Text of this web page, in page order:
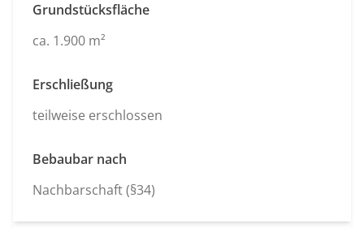
Grundstücksfläche
ca. 1.900 m²
Erschließung
teilweise erschlossen
Bebaubar nach
Nachbarschaft (§34)